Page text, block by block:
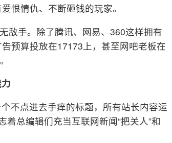
恨情仇、不断砸钱的玩家。
敌手。除了腾讯、网易、360这样拥有
预算投放在17173上，甚至网吧老板在
不点进去手痒的标题，所有站长内容运
总编辑们充当互联网新闻“把关人”和